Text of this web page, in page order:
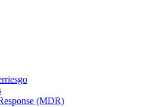
(MDR)